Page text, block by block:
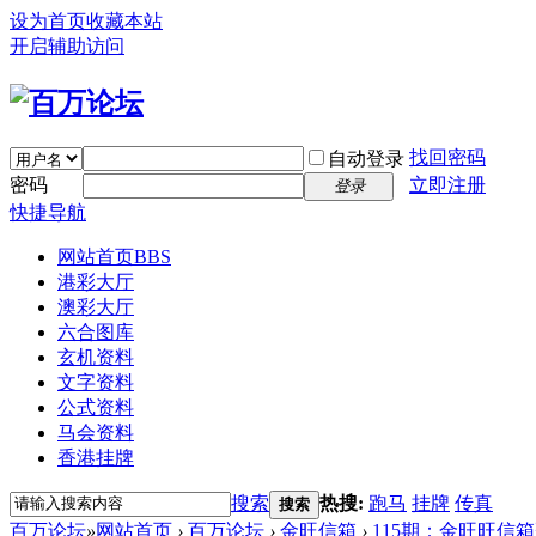
设为首页收藏本站
开启辅助访问
自动登录 找回密码
密码
登录
立即注册
快捷导航
网站首页BBS
港彩大厅
澳彩大厅
六合图库
玄机资料
文字资料
公式资料
马会资料
香港挂牌
搜索 搜索 热搜: 跑马 挂牌 传真
百万论坛»网站首页 › 百万论坛 › 金旺信箱 › 115期：金旺旺信